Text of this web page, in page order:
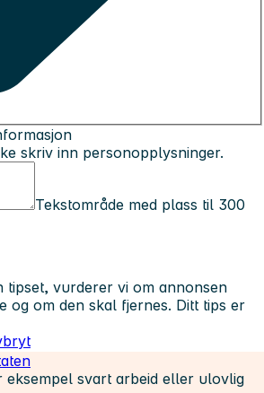
skriv inn personopplysninger.
Tekstområde med plass til 300
tipset, vurderer vi om annonsen
og om den skal fjernes. Ditt tips er
eksempel svart arbeid eller ulovlig